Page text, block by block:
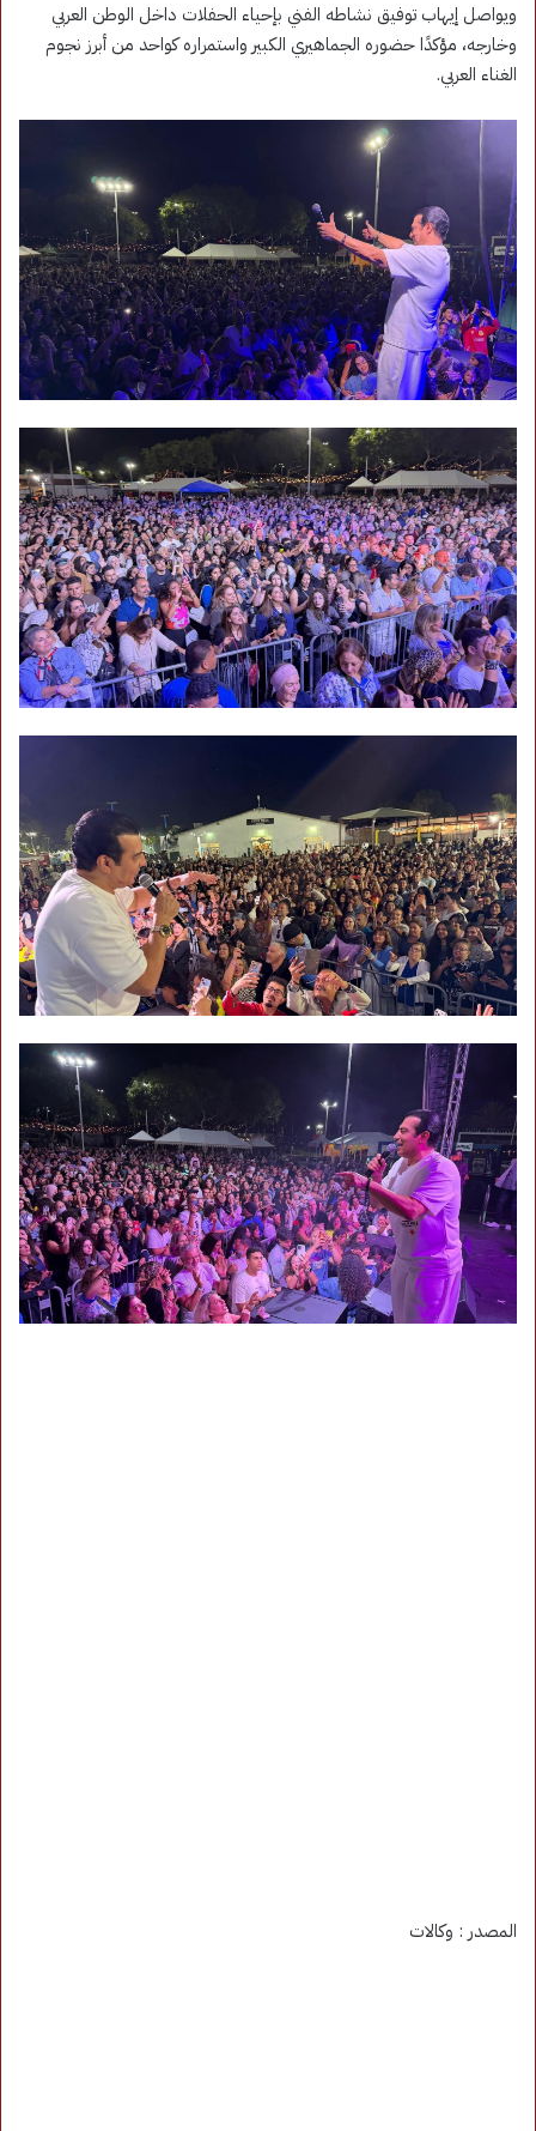
ويواصل إيهاب توفيق نشاطه الفني بإحياء الحفلات داخل الوطن العربي
وخارجه، مؤكدًا حضوره الجماهيري الكبير واستمراره كواحد من أبرز نجوم
الغناء العربي.
المصدر : وكالات